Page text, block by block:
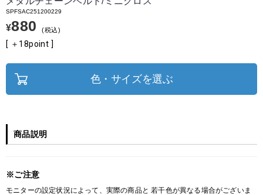
SPFSAC251200229
¥880 税込
[ ＋ 18point ]
色・サイズを選ぶ
商品説明
※ご注意
モニターの設定状況によって、実際の商品と 若干色が異なる場合がございま